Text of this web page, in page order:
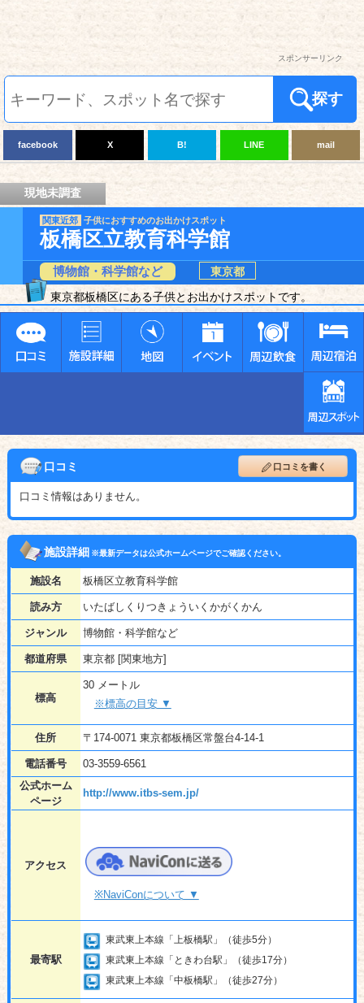
スポンサーリンク
探す
facebook X B! LINE mail
現地未調査
関東近郊 子供におすすめのお出かけスポット
板橋区立教育科学館
博物館・科学館など
東京都
東京都板橋区にある子供とお出かけスポットです。
口コミ 口コミを書く
口コミ情報はありません。
施設詳細※最新データは公式ホームページでご確認ください。
施設名 板橋区立教育科学館
読み方 いたばしくりつきょういくかがくかん
ジャンル 博物館・科学館など
都道府県 東京都 [関東地方]
標高
30 メートル
※標高の目安 ▼
住所 〒174-0071 東京都板橋区常盤台4-14-1
電話番号
03-3559-6561
公式ホーム
ページ
http://www.itbs-sem.jp/
アクセス
※NaviConについて ▼
最寄駅
東武東上本線「上板橋駅」（徒歩5分）
東武東上本線「ときわ台駅」（徒歩17分）
東武東上本線「中板橋駅」（徒歩27分）